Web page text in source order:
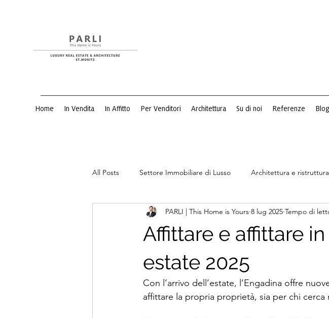
Home In Vendita In Affitto Per Venditori Architettura Su di noi Referenze Blog
All Posts Settore Immobiliare di Lusso Architettura e
Affittare e affittare
estate 2025
PARLI | This Home is Yours 8 lug 2025 Tempo di
Con l’arrivo dell’estate, l’Engadina offre
affittare la propria proprietà, sia per chi cerca